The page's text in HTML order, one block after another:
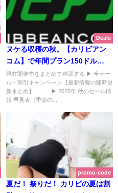
Deals
ヌケる収穫の秋。【カリビアン
コム】で年間プラン150ドル
OFF！ 星野あいかのマンコ図鑑
も！ | カリビアンコム【2025年
10月最新版】
現在開催中をまとめて確認する ▶ 全セー
ル・割引キャンペーン【最新情報の随時更
新まとめ】 ▶ 2025年 秋のセール情
報 早見表（季節の...
promo-code
夏だ！ 祭りだ！ カリビの夏は割